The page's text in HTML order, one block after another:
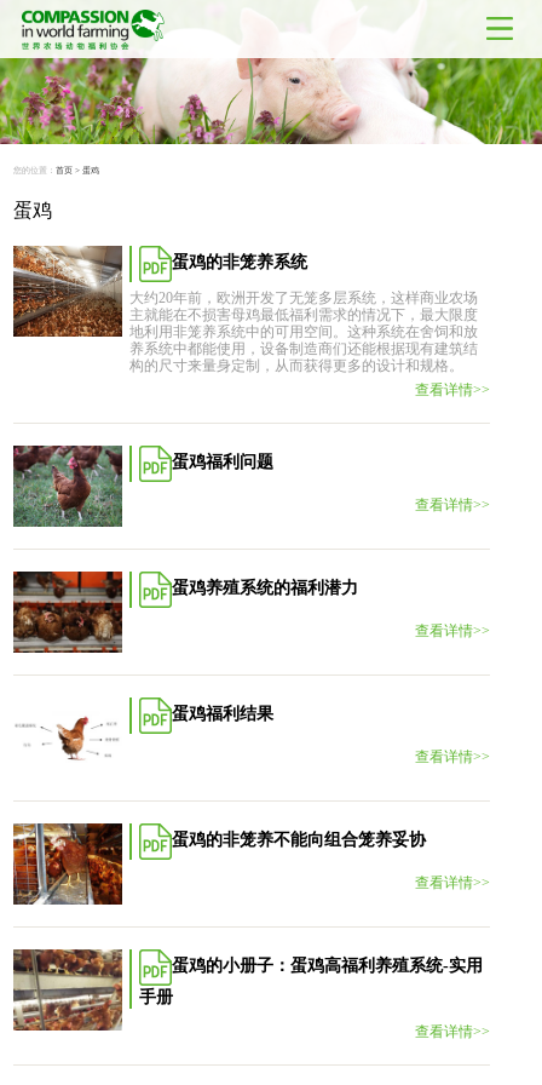
您的位置：首页 >蛋鸡
蛋鸡
蛋鸡的非笼养系统
大约20年前，欧洲开发了无笼多层系统，这样商业农场
主就能在不损害母鸡最低福利需求的情况下，最大限度
地利用非笼养系统中的可用空间。这种系统在舍饲和放
养系统中都能使用，设备制造商们还能根据现有建筑结
构的尺寸来量身定制，从而获得更多的设计和规格。
查看详情>>
蛋鸡福利问题
查看详情>>
蛋鸡养殖系统的福利潜力
查看详情>>
蛋鸡福利结果
查看详情>>
蛋鸡的非笼养不能向组合笼养妥协
查看详情>>
蛋鸡的小册子：蛋鸡高福利养殖系统-实用
手册
查看详情>>